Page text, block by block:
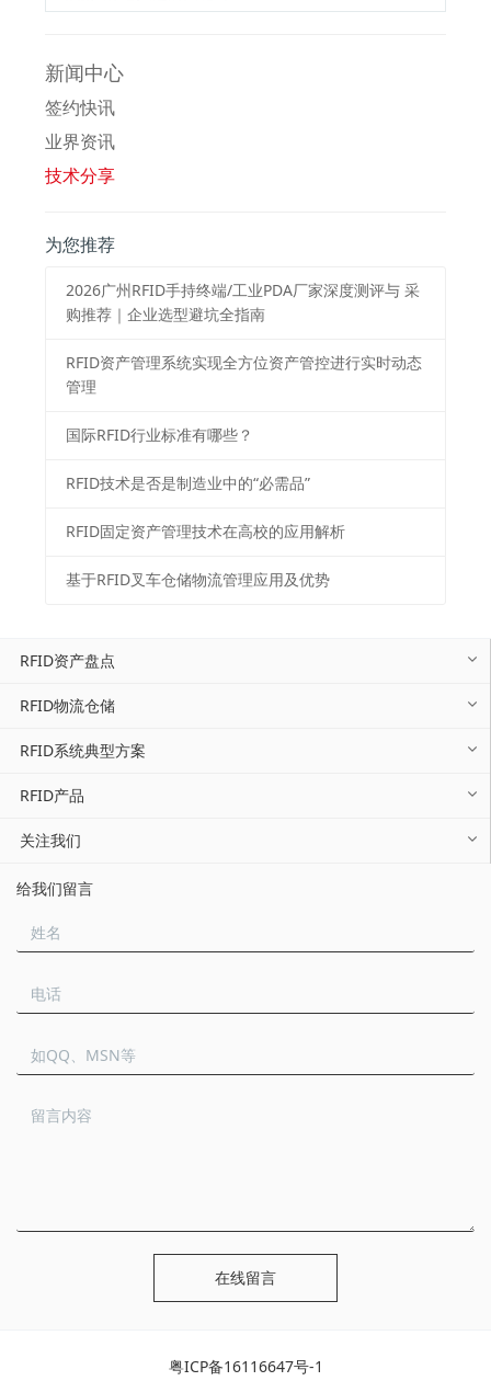
新闻中心
签约快讯
业界资讯
技术分享
为您推荐
2026⼴州RFID⼿持终端/⼯业PDA⼚家深度测评与 采
购推荐｜企业选型避坑全指南
RFID资产管理系统实现全方位资产管控进行实时动态
管理
国际RFID行业标准有哪些？
RFID技术是否是制造业中的“必需品”
RFID固定资产管理技术在高校的应用解析
基于RFID叉车仓储物流管理应用及优势
RFID资产盘点
RFID物流仓储
RFID系统典型方案
RFID产品
关注我们
给我们留言
在线留言
粤ICP备16116647号-1